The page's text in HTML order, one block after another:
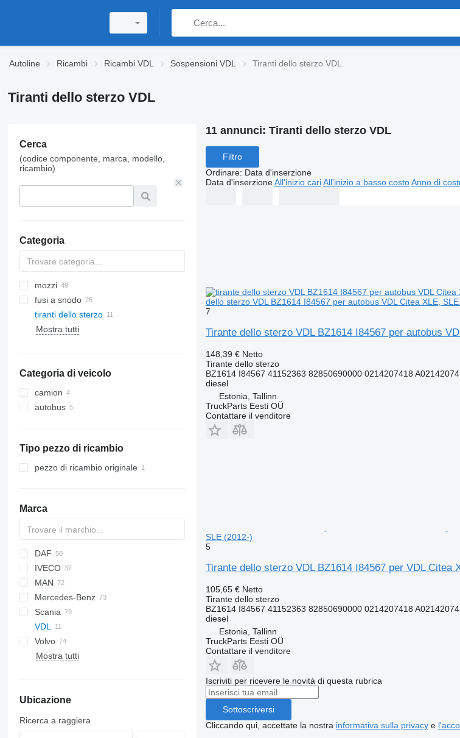
Autoline Ricambi Ricambi VDL Sospensioni VDL Tiranti dello sterzo VDL
Tiranti dello sterzo VDL
Cerca
(codice componente, marca, modello,
ricambio)
Categoria
mozzi
fusi a snodo
tiranti dello sterzo
Mostra tutti
Categoria di veicolo
camion
autobus
Tipo pezzo di ricambio
pezzo di ricambio originale
Marca
Futura
DAF
CF
LF
XF
F-MAX
IVECO
EuroCargo
EuroStar
Eurotech
Eurotrakker
S-Way
Stralis
MAN
F90
L2000
Lion's series
TGA
TGL
TGX
Mercedes-Benz
A-Class
Actros
Antos
Arocs
Econic
MB
Canter
Atleon
Cabstar
Iliade
Kerax
Magnum
Midlum
Kaiser
Scania
P-series
R-series
Alpino
Urbino
VDL
Volvo
7700
B-series
FL
Mostra tutti
Ubicazione
Ricerca a raggiera
11 annunci: Tiranti dello sterzo VDL
Filtro
Ordinare: Data d'inserzione
Data d'inserzione All'inizio cari All'inizio a basso costo Anno di
dello sterzo VDL BZ1614 I84567 per autobus VDL Citea XLE,
7
Tirante dello sterzo VDL BZ1614 I84567 per autobus
148,39 € Netto
Tirante dello sterzo
BZ1614 I84567 41152363 82850690000 0214207418
diesel
Estonia, Tallinn
TruckParts Eesti OÜ
Contattare il venditore
SLE (2012-)
5
Tirante dello sterzo VDL BZ1614 I84567 per VDL Citea
105,65 € Netto
Tirante dello sterzo
BZ1614 I84567 41152363 82850690000 0214207418
diesel
Estonia, Tallinn
TruckParts Eesti OÜ
Contattare il venditore
Iscriviti per ricevere le novità di questa rubrica
Sottoscriversi
Cliccando qui, accettate la nostra informativa sulla privacye